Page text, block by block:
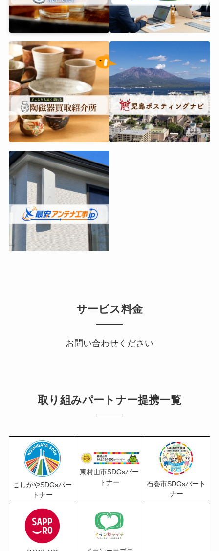
サービス料金
お問い合わせください
取り組みパートナー提携一覧
こしがやSDGsパー
トナー
東村山市SDGsパー
トナー
石巻市SDGsパート
ナー